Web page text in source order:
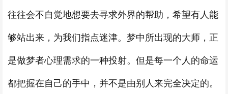
往往会不自觉地想要去寻求外界的帮助，希望有人能
够站出来，为我们指点迷津。梦中所出现的大师，正
是做梦者心理需求的一种投射。但是每一个人的命运
都把握在自己的手中，并不是由别人来完全决定的。